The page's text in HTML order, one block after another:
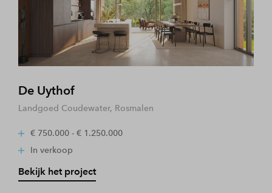
De Uythof
Landgoed Coudewater, Rosmalen
€ 750.000 - € 1.250.000
In verkoop
Bekijk het project